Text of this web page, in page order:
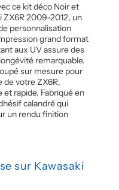
ce kit déco Noir et
ZX6R 2009-2012, un
personnalisation
grand format
aux UV assure des
remarquable.
sur mesure pour
de votre ZX6R,
rapide. Fabriqué en
calandré qui
un rendu finition
sur Kawasaki